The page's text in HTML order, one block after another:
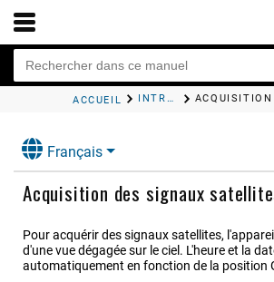
ACCUEIL INTRODUCTION
Français
Acquisition des signaux
Pour acquérir des signaux satellites,
d'une vue dégagée sur le ciel. L'heure et la
automatiquement en fonction de la position